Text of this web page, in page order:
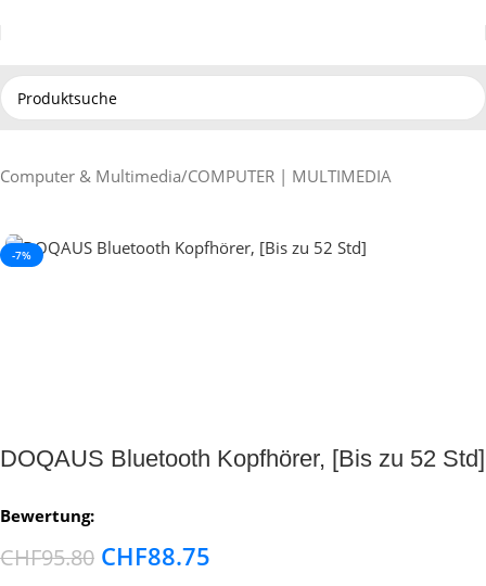
Computer & Multimedia/COMPUTER | MULTIMEDIA
-7%
DOQAUS Bluetooth Kopfhörer, [Bis zu 52 Std]
Bewertung:
CHF95.80 CHF88.75